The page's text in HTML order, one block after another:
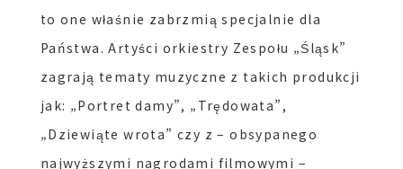
to one właśnie zabrzmią specjalnie dla
Państwa. Artyści orkiestry Zespołu „Śląsk”
zagrają tematy muzyczne z takich produkcji
jak: „Portret damy”, „Trędowata”,
„Dziewiąte wrota” czy z – obsypanego
najwyższymi nagrodami filmowymi –